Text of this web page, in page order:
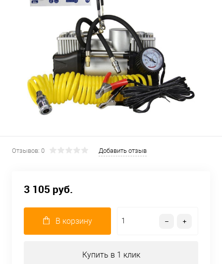
Отзывов: 0 Добавить отзыв
3 105 руб.
В корзину
Купить в 1 клик